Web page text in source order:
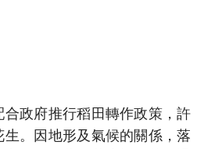
政府推行稻田轉作政策，許
。因地形及氣候的關係，落